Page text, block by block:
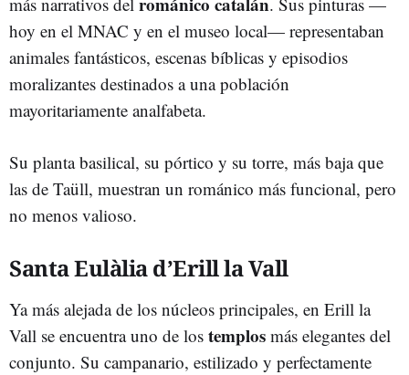
hoy en el MNAC y en el museo local— representaban
animales fantásticos, escenas bíblicas y episodios
moralizantes destinados a una población
mayoritariamente analfabeta.
Su planta basilical, su pórtico y su torre, más baja que
las de Taüll, muestran un románico más funcional, pero
no menos valioso.
Santa Eulàlia d’Erill la Vall
Ya más alejada de los núcleos principales, en Erill la
Vall se encuentra uno de los templos más elegantes del
conjunto. Su campanario, estilizado y perfectamente